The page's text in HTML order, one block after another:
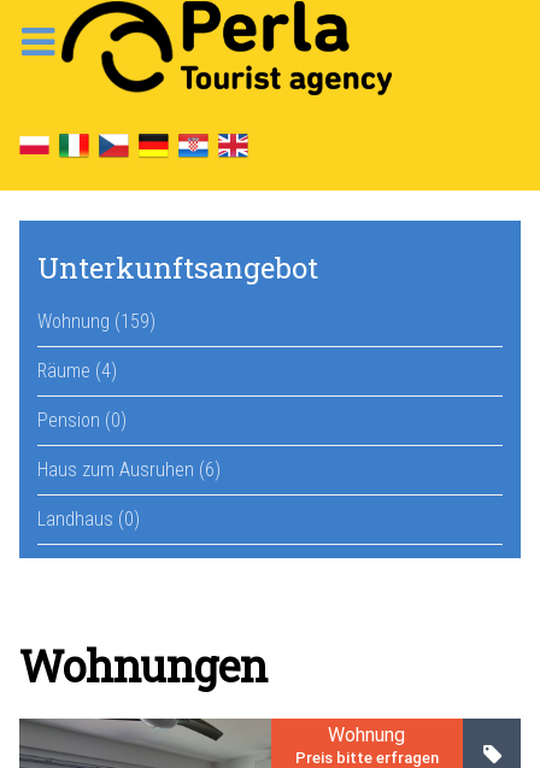
Unterkunftsangebot
Wohnung (159)
Räume (4)
Pension (0)
Haus zum Ausruhen (6)
Landhaus (0)
Wohnungen
Wohnung
Preis bitte erfragen